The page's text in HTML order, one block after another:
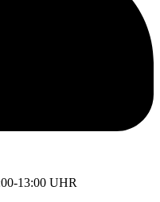
13:00 UHR